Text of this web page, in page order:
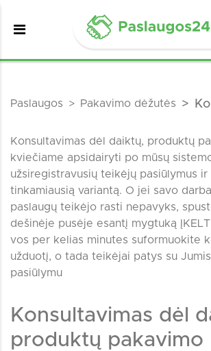
Paslaugos Pakavimo dėžutės
Konsultavimas dėl daiktų, produktų
kviečiame apsidairyti po mūsų
užsiregistravusių teikėjų pasiūlymus ir
tinkamiausią variantą. O jei savo
paslaugų teikėjo rasti nepavyks,
dešinėje pusėje esantį mygtuką
vos per kelias minutes suformuokite
užduotį, o tada teikėjai patys su
pasiūlymu
Konsultavimas dėl
produktų pakavimo